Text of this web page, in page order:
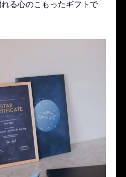
る心のこもったギフトで